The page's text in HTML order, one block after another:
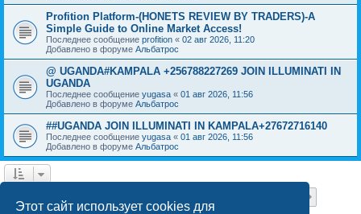
Этот сайт использует cookies для
Profition Platform-(HONETS REVIEW BY TRADERS)-A
Simple Guide to Online Market Access!
Последнее сообщение profition « 02 авг 2026, 11:20
Добавлено в форуме Альбатрос
@ UGANDA#KAMPALA +256788227269 JOIN ILLUMINATI IN
UGANDA
Последнее сообщение yugasa « 01 авг 2026, 11:56
Добавлено в форуме Альбатрос
##UGANDA JOIN ILLUMINATI IN KAMPALA+27672716140
Последнее сообщение yugasa « 01 авг 2026, 11:56
Добавлено в форуме Альбатрос